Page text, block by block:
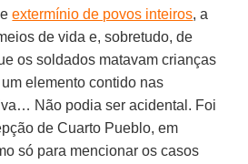
extermínio de povos inteiros, a
de vida e, sobretudo, de
os soldados matavam crianças
elemento contido nas
Não podia ser acidental. Foi
de Cuarto Pueblo, em
só para mencionar os casos